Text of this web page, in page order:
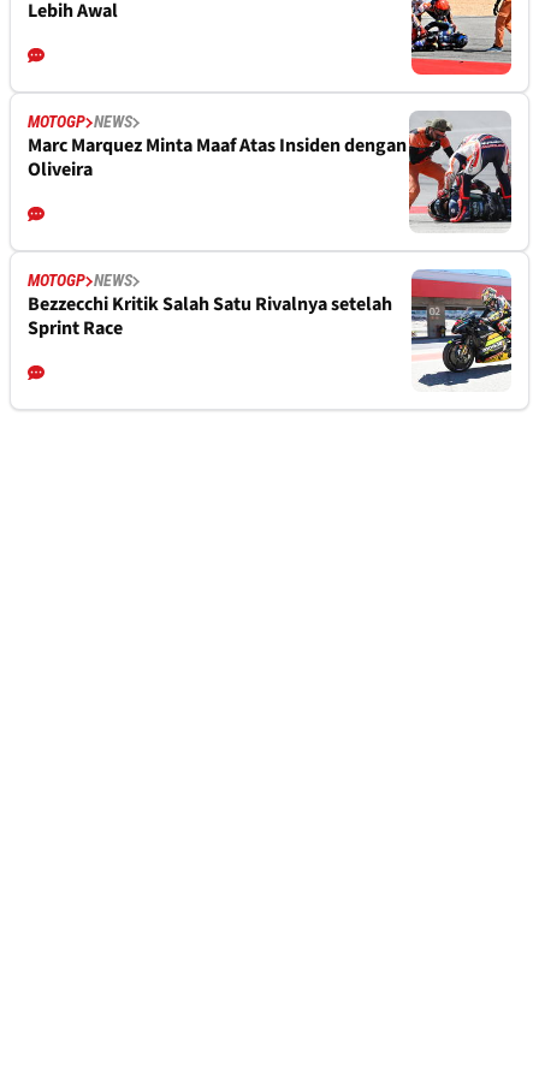
Lebih Awal
MOTOGP NEWS
Marc Marquez Minta Maaf Atas Insiden dengan
Oliveira
MOTOGP NEWS
Bezzecchi Kritik Salah Satu Rivalnya setelah
Sprint Race